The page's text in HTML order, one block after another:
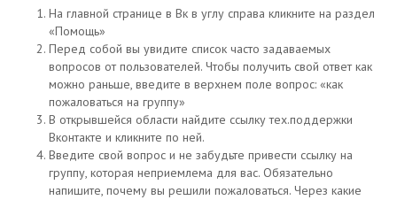
На главной странице в Вк в углу справа кликните на раздел
«Помощь»
Перед собой вы увидите список часто задаваемых
вопросов от пользователей. Чтобы получить свой ответ как
можно раньше, введите в верхнем поле вопрос: «как
пожаловаться на группу»
В открывшейся области найдите ссылку тех.поддержки
Вконтакте и кликните по ней.
Введите свой вопрос и не забудьте привести ссылку на
группу, которая неприемлема для вас. Обязательно
напишите, почему вы решили пожаловаться. Через какие